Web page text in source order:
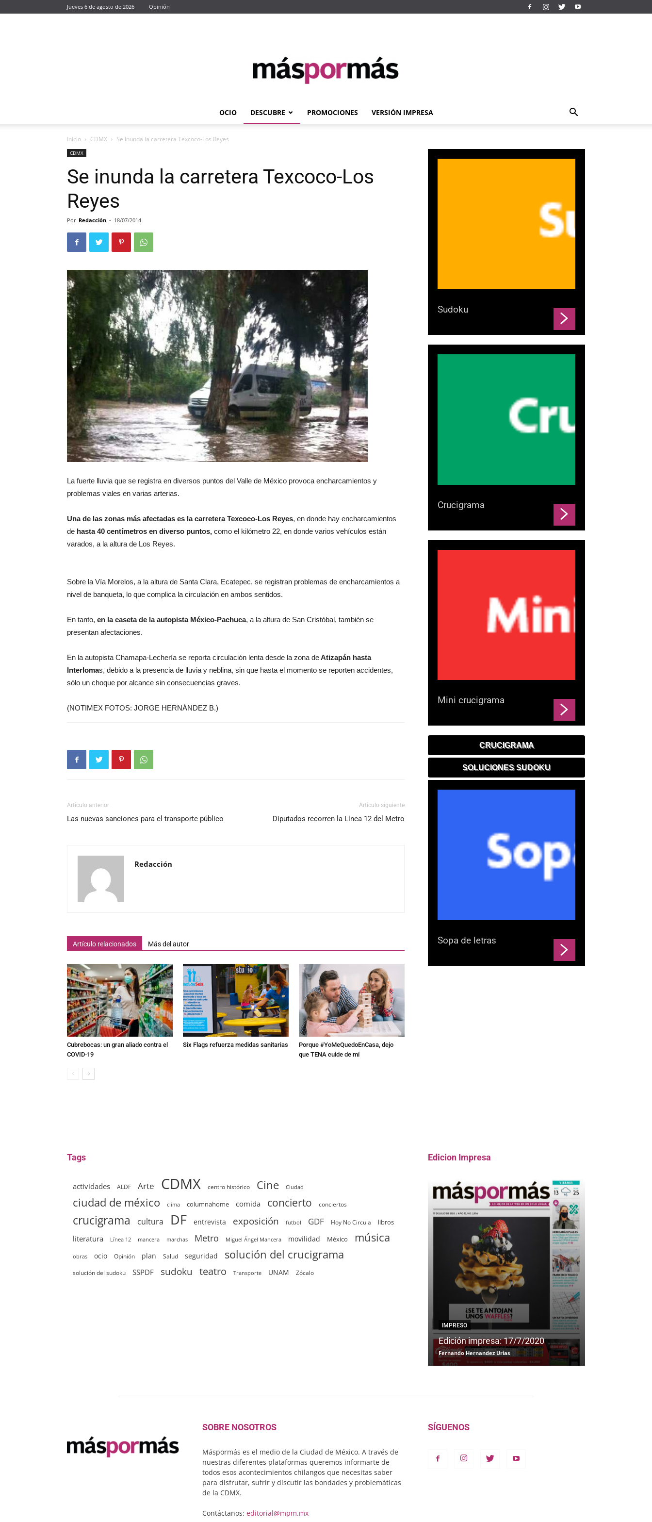
Jueves 6 de agosto de 2026 Opinión
Máspormás
OCIO DESCUBRE PROMOCIONES VERSIÓN IMPRESA
Inicio CDMX Se inunda la carretera Texcoco-Los Reyes
CDMX
Se inunda la carretera Texcoco-Los
Reyes
Por Redacción - 18/07/2014
La fuerte lluvia que se registra en diversos puntos del Valle de México provoca encharcamientos y
problemas viales en varias arterias.
Una de las zonas más afectadas es la carretera Texcoco-Los Reyes, en donde hay encharcamientos
de hasta 40 centímetros en diverso puntos, como el kilómetro 22, en donde varios vehículos están
varados, a la altura de Los Reyes.
Sobre la Vía Morelos, a la altura de Santa Clara, Ecatepec, se registran problemas de encharcamientos a
nivel de banqueta, lo que complica la circulación en ambos sentidos.
En tanto, en la caseta de la autopista México-Pachuca, a la altura de San Cristóbal, también se
presentan afectaciones.
En la autopista Chamapa-Lechería se reporta circulación lenta desde la zona deAtizapán hasta
Interlomas, debido a la presencia de lluvia y neblina, sin que hasta el momento se reporten accidentes,
sólo un choque por alcance sin consecuencias graves.
(NOTIMEX FOTOS: JORGE HERNÁNDEZ B.)
Artículo anterior
Las nuevas sanciones para el transporte público
Artículo siguiente
Diputados recorren la Línea 12 del Metro
Redacción
Artículo relacionados Más del autor
Cubrebocas: un gran aliado contra el
COVID-19
Six Flags refuerza medidas sanitarias
Porque #YoMeQuedoEnCasa, dejo
que TENA cuide de mí
Sudoku
Crucigrama
Mini crucigrama
CRUCIGRAMA
SOLUCIONES SUDOKU
Sopa de letras
Tags
actividades ALDF Arte CDMX centro histórico Cine Ciudad
ciudad de méxico clima columnahome comida concierto conciertos
crucigrama cultura DF entrevista exposición futbol GDF Hoy No Circula libros
literatura Línea 12 mancera marchas Metro Miguel Ángel Mancera movilidad México música
obras ocio Opinión plan Salud seguridad solución del crucigrama
solución del sudoku SSPDF sudoku teatro Transporte UNAM Zócalo
Edicion Impresa
IMPRESO
Edición impresa: 17/7/2020
Fernando Hernandez Urias
SOBRE NOSOTROS
Máspormás es el medio de la Ciudad de México. A través de
nuestras diferentes plataformas queremos informarte de
todos esos acontecimientos chilangos que necesitas saber
para disfrutar, sufrir y discutir las bondades y problemáticas
de la CDMX.
Contáctanos: editorial@mpm.mx
SÍGUENOS